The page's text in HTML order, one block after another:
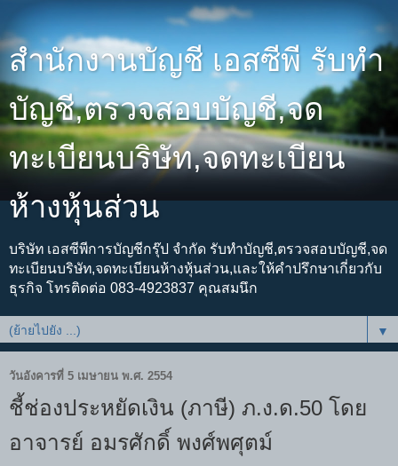
สำนักงานบัญชี เอสซีพี รับทำ
บัญชี,ตรวจสอบบัญชี,จด
ทะเบียนบริษัท,จดทะเบียน
ห้างหุ้นส่วน
บริษัท เอสซีพีการบัญชีกรุ๊ป จำกัด รับทำบัญชี,ตรวจสอบบัญชี,จด
ทะเบียนบริษัท,จดทะเบียนห้างหุ้นส่วน,และให้คำปรึกษาเกี่ยวกับ
ธุรกิจ โทรติดต่อ 083-4923837 คุณสมนึก
▼
วันอังคารที่ 5 เมษายน พ.ศ. 2554
ชี้ช่องประหยัดเงิน (ภาษี) ภ.ง.ด.50 โดย
อาจารย์ อมรศักดิ์ พงศ์พศุตม์